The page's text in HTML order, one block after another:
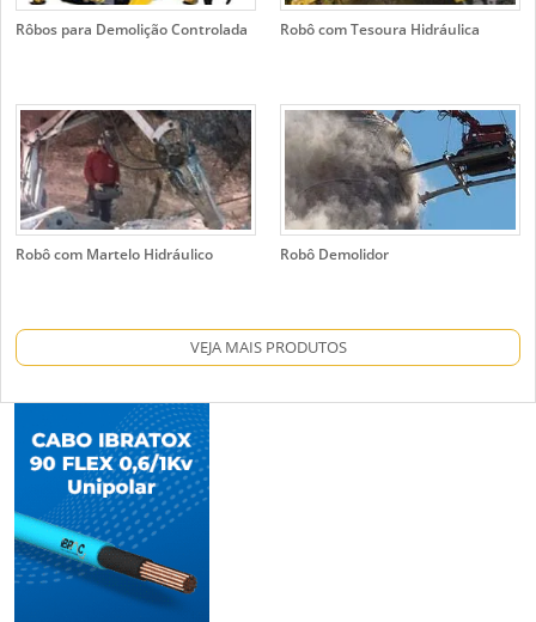
Rôbos para Demolição Controlada Robô com Tesoura Hidráulica
Robô com Martelo Hidráulico Robô Demolidor
VEJA MAIS PRODUTOS